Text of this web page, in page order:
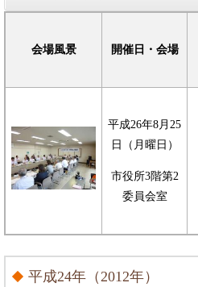
会場風景 開催日・会場
平成26年8月25
日（月曜日）
市役所3階第2
委員会室
平成24年（2012年）